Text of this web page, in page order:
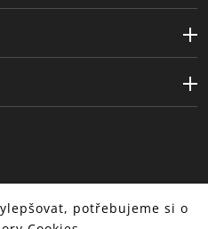
potřebujeme si o